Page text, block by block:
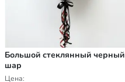
Большой стеклянный черный
шар
Цена: